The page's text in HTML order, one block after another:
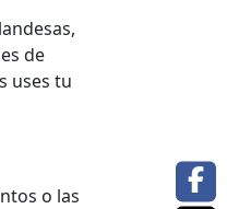
de
uses tu
o las